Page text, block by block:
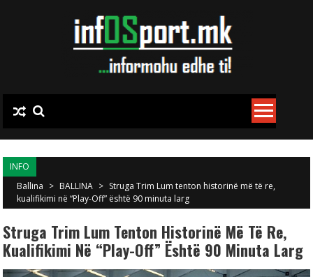
INFO
Ballina > BALLINA > Struga Trim Lum tenton historinë më të re,
kualifikimi në “Play-Off” është 90 minuta larg
Struga Trim Lum Tenton Historinë Më Të Re,
Kualifikimi Në “Play-Off” Është 90 Minuta Larg